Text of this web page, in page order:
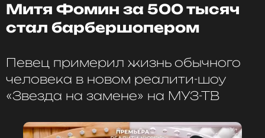
Митя Фомин за 500 тысяч
стал барбершопером
Певец примерил жизнь обычного
человека в новом реалити-шоу
«Звезда на замене» на МУЗ-ТВ